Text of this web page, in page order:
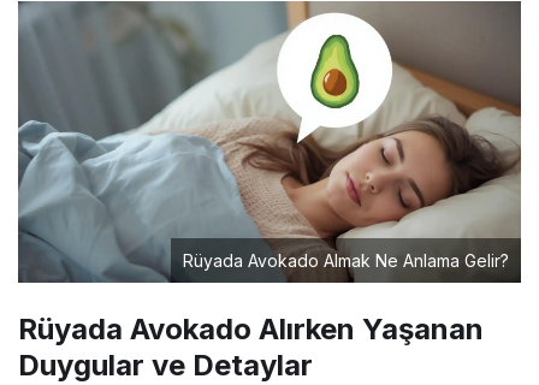
Rüyada Avokado Almak Ne Anlama Gelir?
Rüyada Avokado Alırken Yaşanan
Duygular ve Detaylar